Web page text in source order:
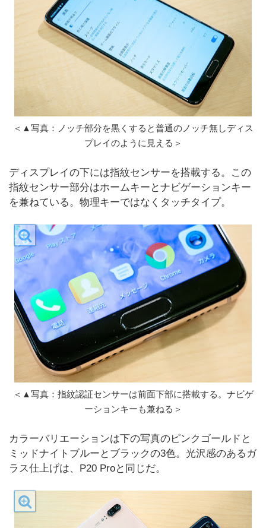
＜▲写真：ノッチ部分を黒くすると普通のノッチ無しディス
プレイのように見える＞
ディスプレイの下には指紋センサーを搭載する。この
指紋センサー部分はホームキーとナビゲーションキー
を兼ねている。物理キーではなくタッチタイプ。
＜▲写真：指紋認証センサーは前面下部に搭載する。ナビゲ
ーションキーも兼ねる＞
カラーバリエーションは下の写真のピンクゴールドと
ミッドナイトブルーとブラックの3色。光沢感のあるガ
ラス仕上げは、P20 Proと同じだ。